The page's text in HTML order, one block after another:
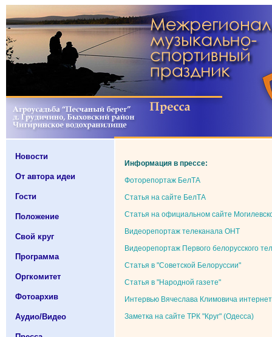
Новости
От автора идеи
Гости
Положение
Свой круг
Программа
Оргкомитет
Фотоархив
Аудио/Видео
Информация в прессе:
Фоторепортаж БелТА
Статья на сайте БелТА
Статья на официальном сайте
Видеорепортаж телеканала ОНТ
Видеорепортаж Первого белорусского
Статья в "Советской Белоруссии"
Статья в "Народной газете"
Интервью Вячеслава Климовича
Заметка на сайте ТРК "Круг" (Одесса)